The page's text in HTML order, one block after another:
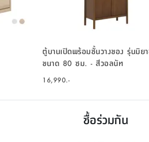
ตู้บานเปิดพร้อมชั้นวางของ รุ่นมิย
ขนาด 80 ซม. - สีวอลนัท
16,990.-
ซื้อร่วมกัน